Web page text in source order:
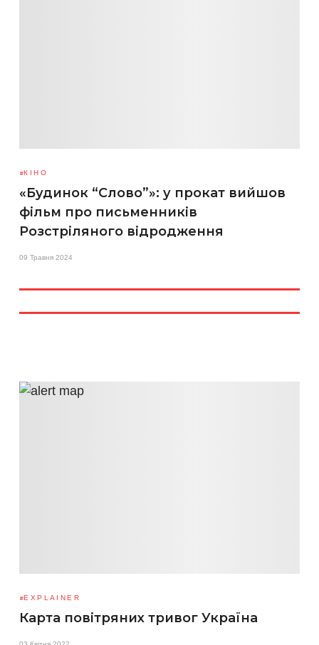
КІНО
«Будинок “Слово”»: у прокат вийшов
фільм про письменників
Розстріляного відродження
09 Травня 2024
EXPLAINER
Карта повітряних тривог Україна